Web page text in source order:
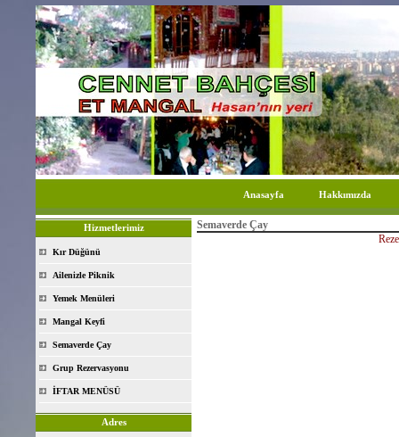
Anasayfa Hakkımızda
Hizmetlerimiz
Kır Düğünü
Ailenizle Piknik
Yemek Menüleri
Mangal Keyfi
Semaverde Çay
Grup Rezervasyonu
İFTAR MENÜSÜ
Adres
Semaverde Çay